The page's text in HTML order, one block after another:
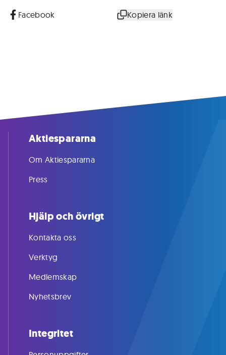
Facebook Kopiera länk
Aktiespararna
Om Aktiespararna
Press
Hjälp och övrigt
Kontakta oss
Verktyg
Medlemskap
Nyhetsbrev
Integritet